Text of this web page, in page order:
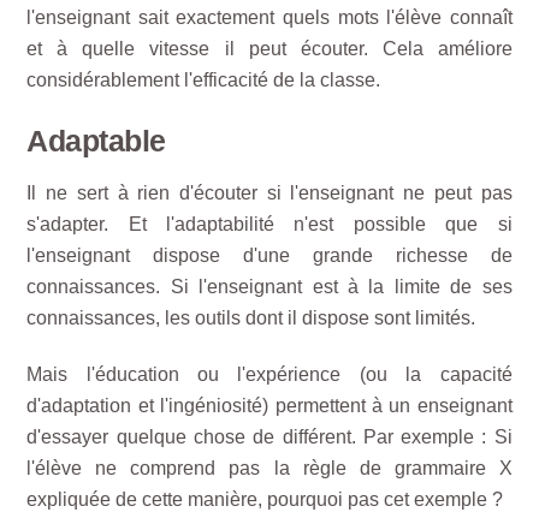
l'enseignant sait exactement quels mots l'élève connaît
et à quelle vitesse il peut écouter. Cela améliore
considérablement l'efficacité de la classe.
Adaptable
Il ne sert à rien d'écouter si l'enseignant ne peut pas
s'adapter. Et l'adaptabilité n'est possible que si
l'enseignant dispose d'une grande richesse de
connaissances. Si l'enseignant est à la limite de ses
connaissances, les outils dont il dispose sont limités.
Mais l'éducation ou l'expérience (ou la capacité
d'adaptation et l'ingéniosité) permettent à un enseignant
d'essayer quelque chose de différent. Par exemple : Si
l'élève ne comprend pas la règle de grammaire X
expliquée de cette manière, pourquoi pas cet exemple ?